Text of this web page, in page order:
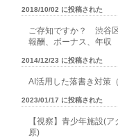
2018/10/02 に投稿された
ご存知ですか？ 渋谷
報酬、ボーナス、年収
2014/12/23 に投稿された
AI活用した落書き対策（
2023/01/17 に投稿された
【視察】青少年施設(
原)